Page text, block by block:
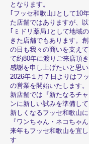
となります。
｢フッセ和歌山｣として10
た店舗ではありますが、
｢ミドリ薬局｣として地域
きた店舗でもあります。
の日も我々の商いを支え
て約80年に渡りご来店頂
感謝を申し上げたいと思い
2026年１月７日よりはフ
の営業を開始いたします。
新店舗では『新たなるチ
ンに新しい試みを準備して
新しくなるフッセ和歌山に
『ワンちゃん・ネコちゃ
来年もフッセ和歌山を宜
す